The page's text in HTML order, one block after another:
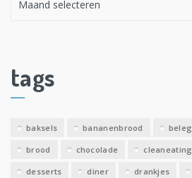
e
v
tags
baksels bananenbrood beleg
brood chocolade cleaneating
desserts diner drankjes